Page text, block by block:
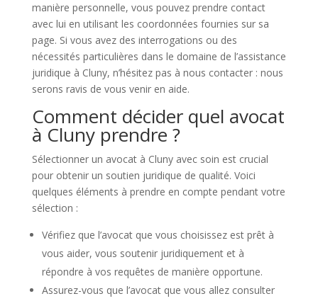
manière personnelle, vous pouvez prendre contact
avec lui en utilisant les coordonnées fournies sur sa
page. Si vous avez des interrogations ou des
nécessités particulières dans le domaine de l’assistance
juridique à Cluny, n’hésitez pas à nous contacter : nous
serons ravis de vous venir en aide.
Comment décider quel avocat
à Cluny prendre ?
Sélectionner un avocat à Cluny avec soin est crucial
pour obtenir un soutien juridique de qualité. Voici
quelques éléments à prendre en compte pendant votre
sélection :
Vérifiez que l’avocat que vous choisissez est prêt à
vous aider, vous soutenir juridiquement et à
répondre à vos requêtes de manière opportune.
Assurez-vous que l’avocat que vous allez consulter